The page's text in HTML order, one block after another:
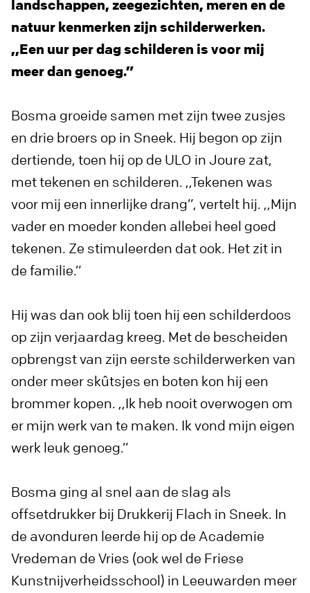
landschappen, zeegezichten, meren en de
natuur kenmerken zijn schilderwerken.
,,Een uur per dag schilderen is voor mij
meer dan genoeg.”
Bosma groeide samen met zijn twee zusjes
en drie broers op in Sneek. Hij begon op zijn
dertiende, toen hij op de ULO in Joure zat,
met tekenen en schilderen. ,,Tekenen was
voor mij een innerlijke drang”, vertelt hij. ,,Mijn
vader en moeder konden allebei heel goed
tekenen. Ze stimuleerden dat ook. Het zit in
de familie.”
Hij was dan ook blij toen hij een schilderdoos
op zijn verjaardag kreeg. Met de bescheiden
opbrengst van zijn eerste schilderwerken van
onder meer skûtsjes en boten kon hij een
brommer kopen. ,,Ik heb nooit overwogen om
er mijn werk van te maken. Ik vond mijn eigen
werk leuk genoeg.”
Bosma ging al snel aan de slag als
offsetdrukker bij Drukkerij Flach in Sneek. In
de avonduren leerde hij op de Academie
Vredeman de Vries (ook wel de Friese
Kunstnijverheidsschool) in Leeuwarden meer